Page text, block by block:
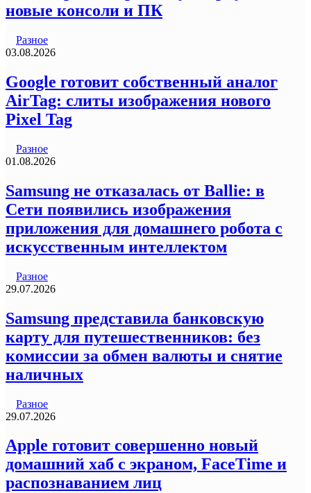
новые консоли и ПК
Разное
03.08.2026
Google готовит собственный аналог
AirTag: слиты изображения нового
Pixel Tag
Разное
01.08.2026
Samsung не отказалась от Ballie: в
Сети появились изображения
приложения для домашнего робота с
искусственным интеллектом
Разное
29.07.2026
Samsung представила банковскую
карту для путешественников: без
комиссии за обмен валюты и снятие
наличных
Разное
29.07.2026
Apple готовит совершенно новый
домашний хаб с экраном, FaceTime и
распознаванием лиц